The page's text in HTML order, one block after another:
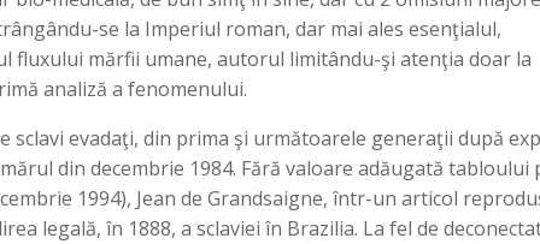
se la Imperiul roman, dar mai ales esenţialul,
fluxului mărfii umane, autorul limitându-şi atenţia doar la
analiză a fenomenului.
evadaţi, din prima şi următoarele generaţii după
din decembrie 1984. Fără valoare adăugată tabloului
1994), Jean de Grandsaigne, într-un articol
legală, în 1888, a sclaviei în Brazilia. La fel de